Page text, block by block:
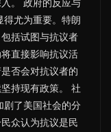
。 政府的反应与
尤为重要。特朗
括试图与抗议者
直接影响抗议活
否会对抗议者的
持现有政策。 社
剧了美国社会的分
众认为抗议是民